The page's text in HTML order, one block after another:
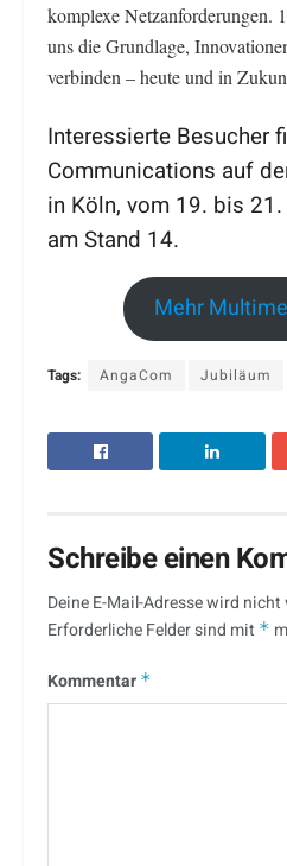
komplexe Netzanforderungen.
uns die Grundlage,
verbinden – heute und in
Interessierte Besucher
Communications auf
in Köln, vom 19. bis
am Stand 14.
Mehr
Tags: AngaCom Jubiläum
Schreibe einen
Deine E-Mail-Adresse wird
Erforderliche Felder sind mit *
Kommentar *